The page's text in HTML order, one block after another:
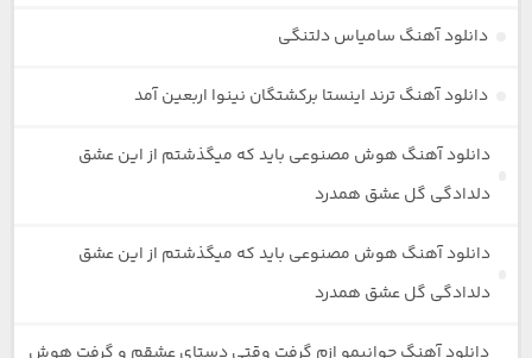
دانلود آهنگ سامیاس دلتنگی
دانلود آهنگ ترند اینستا برکشتگان نینوا اربعین آمد
دانلود آهنگ هوش مصنوعی باید که میگذشتم از این عشق
دلدادگی گل عشق همدرد
دانلود آهنگ هوش مصنوعی باید که میگذشتم از این عشق
دلدادگی گل عشق همدرد
دانلود آهنگ جوانیمو ازم گرفت وقتی دستای عشقم و گرفت هوش